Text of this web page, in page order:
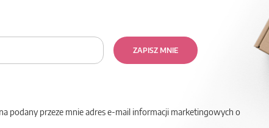
ZAPISZ MNIE
podany przeze mnie adres e-mail informacji marketingowych o